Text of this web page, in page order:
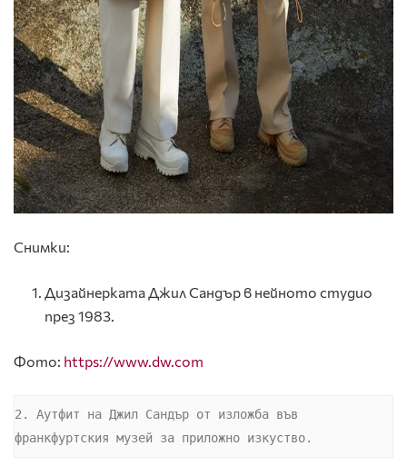
Снимки:
Дизайнерката Джил Сандър в нейното студио
през 1983.
Фото: https://www.dw.com
2. Аутфит на Джил Сандър от изложба във
франкфуртския музей за приложно изкуство.